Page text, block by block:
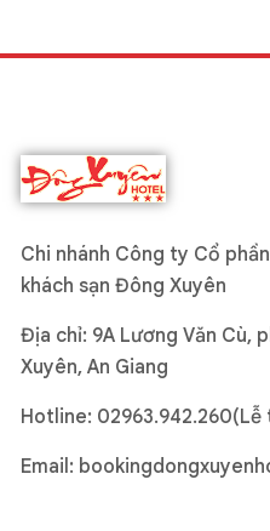
Chi nhánh Công ty Cổ
khách sạn Đông Xuyên
Địa chỉ: 9A Lương Văn Cù,
Xuyên, An Giang
Hotline: 02963.942.260(Lễ
Email: